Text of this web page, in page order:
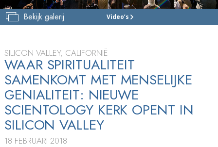
Bekijk galerij Video’s
SCIENTOLOGY
TOUR
FEESTELIJKE
SILICON VALLEY, CALIFORNIË
WAAR SPIRITUALITEIT
SAMENKOMT MET MENSELIJKE
GENIALITEIT: NIEUWE
SCIENTOLOGY KERK OPENT IN
SILICON VALLEY
18 FEBRUARI 2018